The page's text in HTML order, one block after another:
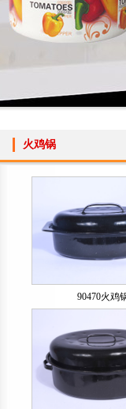
火鸡锅
90470火鸡